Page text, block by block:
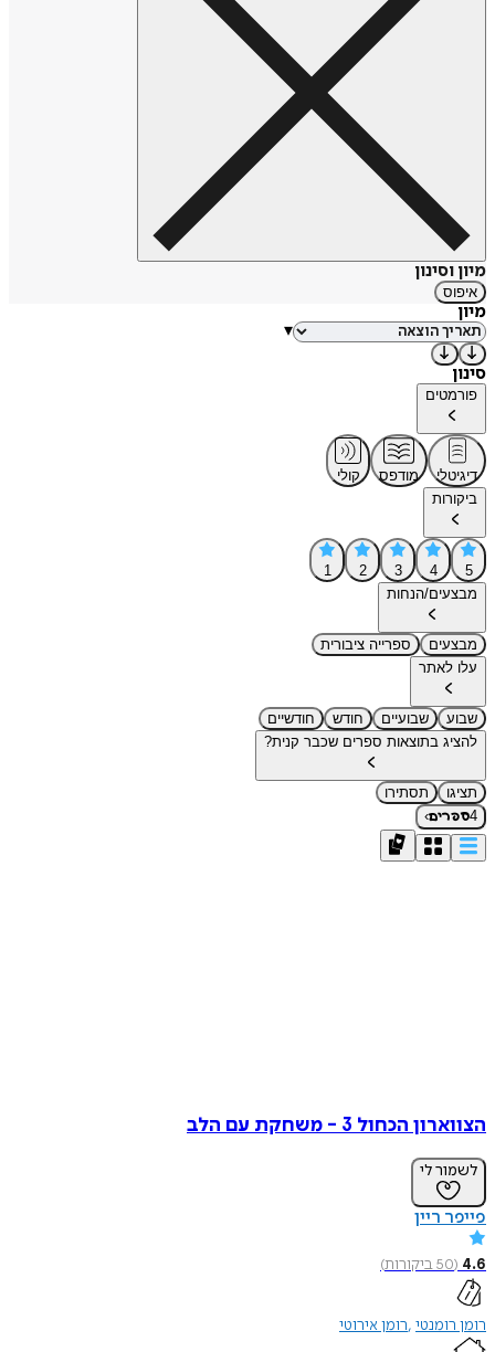
מיון וסינון
איפוס
מיון
▾
סינון
פורמטים
דיגיטלי מודפס
קולי
ביקורות
5
4
3
2
1
מבצעים/הנחות
מבצעים
ספרייה ציבורית
עלו לאתר
שבוע שבועיים חודש
חודשיים
להציג בתוצאות ספרים שכבר קנית?
תציגו
תסתירו
4ספרים›
הצווארון הכחול 3 - משחקת עם הלב
לשמור לי
פייפר ריין
4.6
(
50ביקורות)
רומן רומנטי רומן אירוטי